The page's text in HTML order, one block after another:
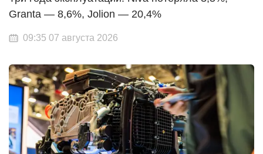
Granta — 8,6%, Jolion — 20,4%
09:35 07 августа 2026